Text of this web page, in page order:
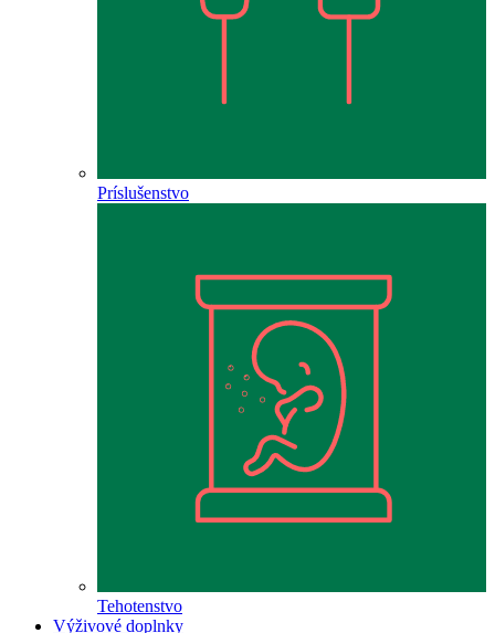
Príslušenstvo
Tehotenstvo
Výživové doplnky